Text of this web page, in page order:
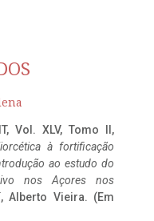
Vol. XLV, Tomo II,
à fortificação
ao estudo do
nos Açores nos
, Alberto Vieira. (Em